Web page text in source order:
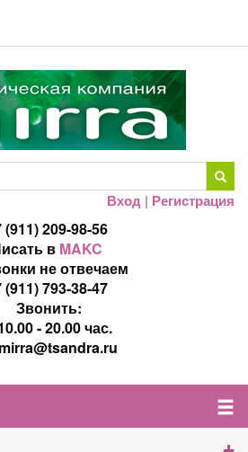
Вход | Регистрация
(911) 209-98-56
в MAKC
не отвечаем
(911) 793-38-47
Звонить:
- 20.00 час.
mirra@tsandra.ru